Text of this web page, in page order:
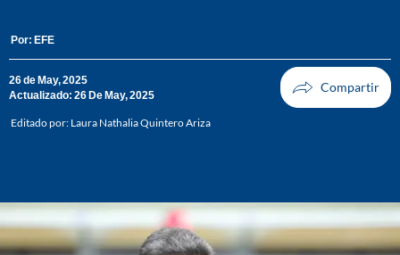
Por: EFE
26 de May, 2025
Actualizado: 26 De May, 2025
Editado por: Laura Nathalia Quintero Ariza